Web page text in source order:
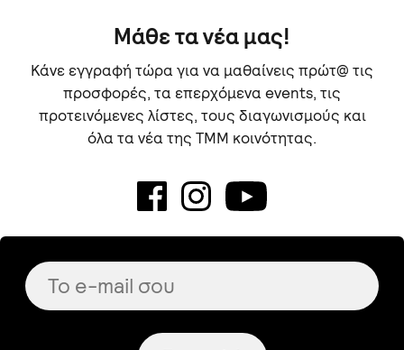
Μάθε τα νέα μας!
Κάνε εγγραφή τώρα για να μαθαίνεις πρώτ@ τις
προσφορές, τα επερχόμενα events, τις
προτεινόμενες λίστες, τους διαγωνισμούς και
όλα τα νέα της TMM κοινότητας.